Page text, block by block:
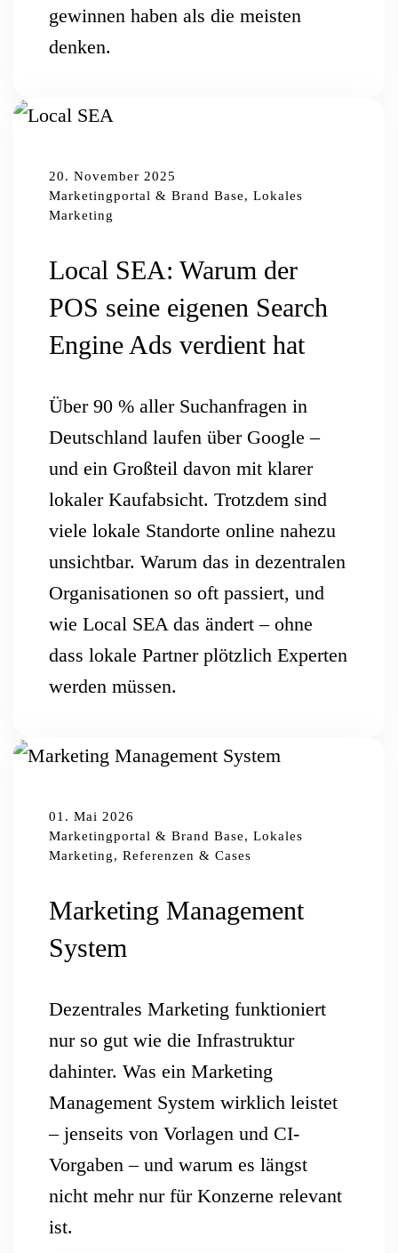
gewinnen haben als die meisten
denken.
20. November 2025
Marketingportal & Brand Base, Lokales
Marketing
Local SEA: Warum der
POS seine eigenen Search
Engine Ads verdient hat
Über 90 % aller Suchanfragen in
Deutschland laufen über Google –
und ein Großteil davon mit klarer
lokaler Kaufabsicht. Trotzdem sind
viele lokale Standorte online nahezu
unsichtbar. Warum das in dezentralen
Organisationen so oft passiert, und
wie Local SEA das ändert – ohne
dass lokale Partner plötzlich Experten
werden müssen.
01. Mai 2026
Marketingportal & Brand Base, Lokales
Marketing, Referenzen & Cases
Marketing Management
System
Dezentrales Marketing funktioniert
nur so gut wie die Infrastruktur
dahinter. Was ein Marketing
Management System wirklich leistet
– jenseits von Vorlagen und CI-
Vorgaben – und warum es längst
nicht mehr nur für Konzerne relevant
ist.